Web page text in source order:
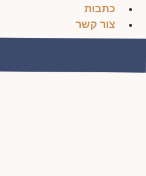
כתבות
צור קשר